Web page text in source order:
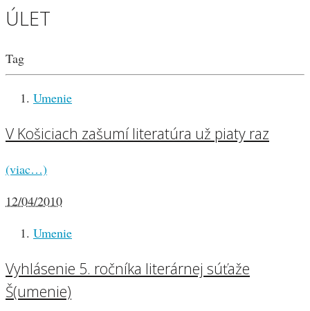
ÚLET
Tag
Umenie
V Košiciach zašumí literatúra už piaty raz
(viac…)
12/04/2010
Umenie
Vyhlásenie 5. ročníka literárnej súťaže
Š(umenie)